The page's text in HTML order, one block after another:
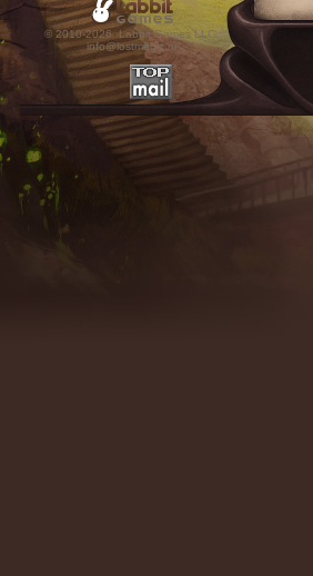
© 2010-2026. Labbit Games LLC.
info@lostmagic.ru